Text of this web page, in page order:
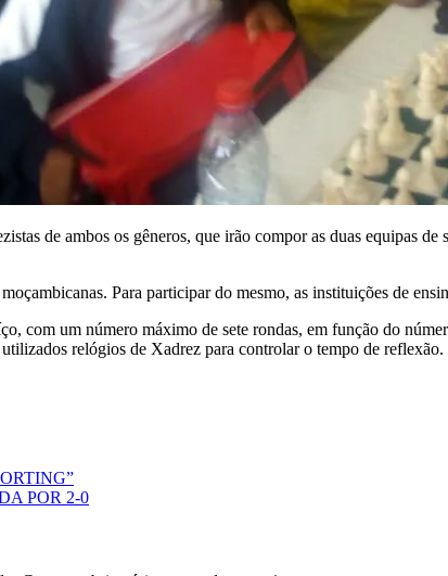
de ambos os gêneros, que irão compor as duas equipas
Para participar do mesmo, as instituições de
com um número máximo de sete rondas, em função do
relógios de Xadrez para controlar o tempo de reflexão.
POR 2-0